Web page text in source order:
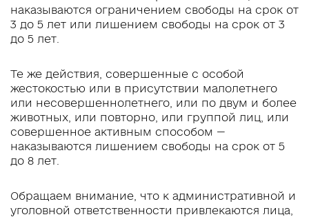
наказываются ограничением свободы на срок от
3 до 5 лет или лишением свободы на срок от 3
до 5 лет.
Те же действия, совершенные с особой
жестокостью или в присутствии малолетнего
или несовершеннолетнего, или по двум и более
животных, или повторно, или группой лиц, или
совершенное активным способом —
наказываются лишением свободы на срок от 5
до 8 лет.
Обращаем внимание, что к административной и
уголовной ответственности привлекаются лица,